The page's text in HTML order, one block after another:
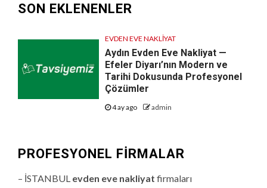
SON EKLENENLER
EVDEN EVE NAKLIYAT
Aydın Evden Eve Nakliyat —
Efeler Diyarı’nın Modern ve
Tarihi Dokusunda Profesyonel
Çözümler
4 ay ago admin
PROFESYONEL FIRMALAR
– İSTANBUL evden eve nakliyat firmaları